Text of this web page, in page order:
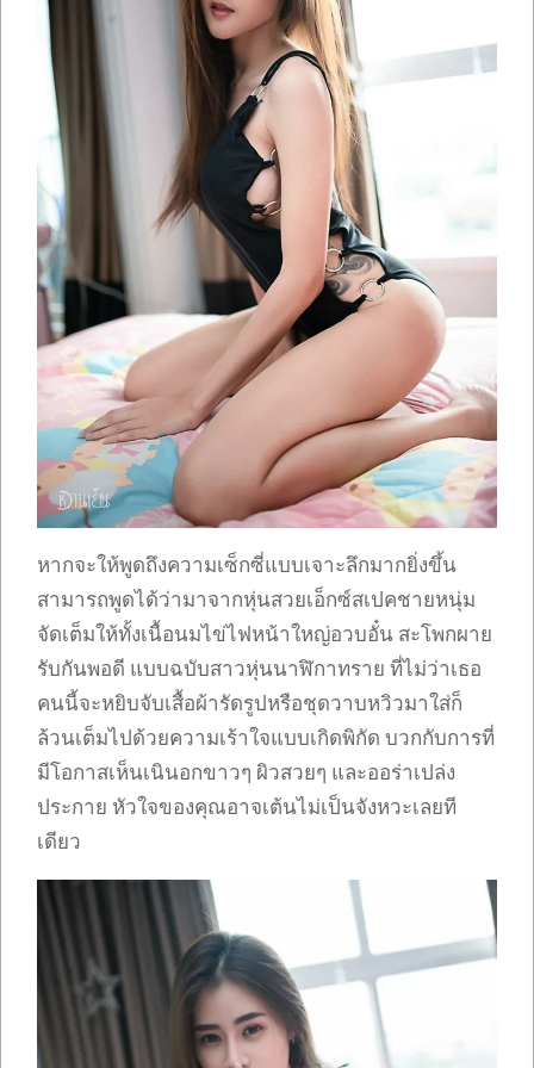
หากจะให้พูดถึงความเซ็กซี่แบบเจาะลึกมากยิ่งขึ้น
สามารถพูดได้ว่ามาจากหุ่นสวยเอ็กซ์สเปคชายหนุ่ม
จัดเต็มให้ทั้งเนื้อนมไข่ไฟหน้าใหญ่อวบอั๋น สะโพกผาย
รับกันพอดี แบบฉบับสาวหุ่นนาฬิกาทราย ที่ไม่ว่าเธอ
คนนี้จะหยิบจับเสื้อผ้ารัดรูปหรือชุดวาบหวิวมาใส่ก็
ล้วนเต็มไปด้วยความเร้าใจแบบเกิดพิกัด บวกกับการที่
มีโอกาสเห็นเนินอกขาวๆ ผิวสวยๆ และออร่าเปล่ง
ประกาย หัวใจของคุณอาจเต้นไม่เป็นจังหวะเลยที
เดียว